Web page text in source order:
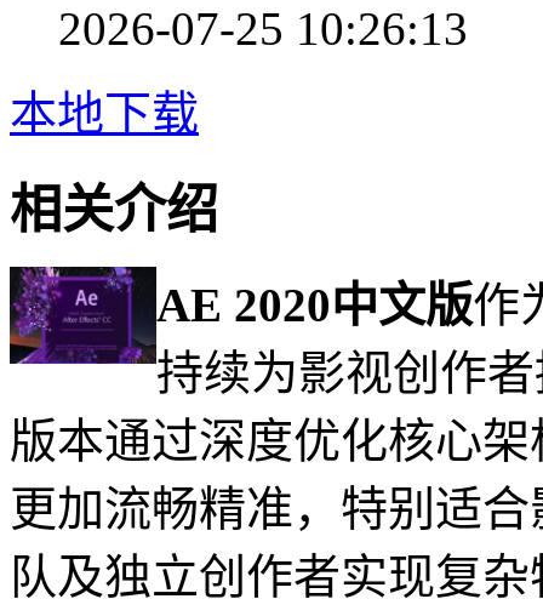
2026-07-25 10:26:13
本地下载
相关介绍
AE 2020中文版作
持续为影视创作
版本通过深度优化核心
更加流畅精准，特别适
队及独立创作者实现复